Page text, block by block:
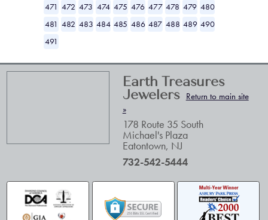
471 472 473 474 475 476 477 478 479 480
481 482 483 484 485 486 487 488 489 490
491
Earth Treasures
Jewelers Return to main site
»
178 Route 35 South
Michael's Plaza
Eatontown, NJ
732-542-5444